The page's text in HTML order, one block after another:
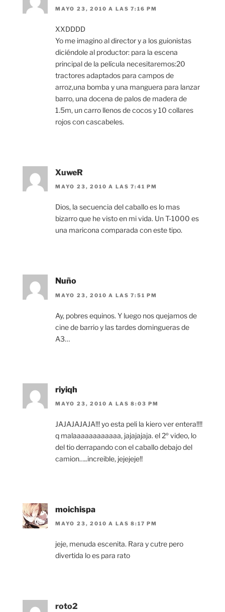
MAYO 23, 2010 A LAS 7:16 PM
XXDDDD
Yo me imagino al director y a los guionistas
diciéndole al productor: para la escena
principal de la película necesitaremos:20
tractores adaptados para campos de
arroz,una bomba y una manguera para lanzar
barro, una docena de palos de madera de
1.5m, un carro llenos de cocos y 10 collares
rojos con cascabeles.
XuweR
MAYO 23, 2010 A LAS 7:41 PM
Dios, la secuencia del caballo es lo mas
bizarro que he visto en mi vida. Un T-1000 es
una maricona comparada con este tipo.
Nuño
MAYO 23, 2010 A LAS 7:51 PM
Ay, pobres equinos. Y luego nos quejamos de
cine de barrio y las tardes domingueras de
A3…
riyiqh
MAYO 23, 2010 A LAS 8:03 PM
JAJAJAJAJA!!! yo esta peli la kiero ver entera!!!!
q malaaaaaaaaaaaa, jajajajaja. el 2º video, lo
del tio derrapando con el caballo debajo del
camion…..increible, jejejeje!!
moichispa
MAYO 23, 2010 A LAS 8:17 PM
jeje, menuda escenita. Rara y cutre pero
divertida lo es para rato
roto2